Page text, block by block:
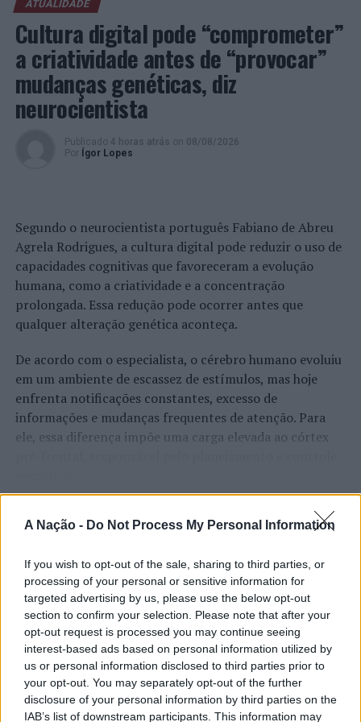
A Nação - Do Not Process My Personal Information
If you wish to opt-out of the sale, sharing to third parties, or
processing of your personal or sensitive information for
targeted advertising by us, please use the below opt-out
section to confirm your selection. Please note that after your
opt-out request is processed you may continue seeing
interest-based ads based on personal information utilized by
us or personal information disclosed to third parties prior to
your opt-out. You may separately opt-out of the further
disclosure of your personal information by third parties on the
IAB’s list of downstream participants. This information may
Sociedade do Conhecimento e, em rede, desenvolver
atividades que beneficiam o maior número possível de
cidadãos, promovendo, simultaneamente, o combate à
infoexclusão e às assimetrias digitais.
Foto: DR.
TÓPICOS RELACIONADOS: CCDRN
DESTAQUE
REDE CASAS DO CONHECIMENTO
360° Panoramic View e Fundação Make-a-Wish
NÃO PERCA
Aveiro: Jovem detido por suspeita de tráfico de
estupefacientes
ATUALIDADE
Cultura digital pode “comprometer”
a criatividade antes de “provocar”
mudanças genéticas, diz
neurocientista
Publicado 4 horas atrás on 08/08/2026
Por
Ígor Lopes
Segundo o neurocientista português Fabiano de Abreu
Agrela Rodrigues, a cultura digital pode reduzir o uso de
capacidades cognitivas que favoreceram a evolução
humana, como a criatividade e a concentração
prolongada. Essa redução pode ocorrer antes que
qualquer alteração genética aconteça.
De acordo com o especialista, o cérebro humano evoluiu
em um ambiente de escassez de estímulos, mas hoje
enfrenta notificações constantes, excesso de
informações e mudanças frequentes de atenção. Para
ele, essa diferença impõe uma carga elevada ao córtex
O pesquisador afirma que plataformas digitais também
estimulam continuamente o sistema de recompensa do
manter a atenção e a procrastinação. Na sua visão,
tarefas inacabadas permanecem ativas na memória e
aumentam a sensação de sobrecarga, enquanto o stress
prolongado pode elevar os níveis de cortisol e
prejudicar o desempenho cognitivo.
Fabiano de Abreu Agrela Rodrigues ressalta que não há
evidências de que o ambiente digital provoque mudanças
ATUALIDADE
“Millennium Estoril Open 2026”
regressou ao circuito ATP com
vitória do francês Luca Van Assche
Publicado on
07/08/2026
Por Ígor Lopes